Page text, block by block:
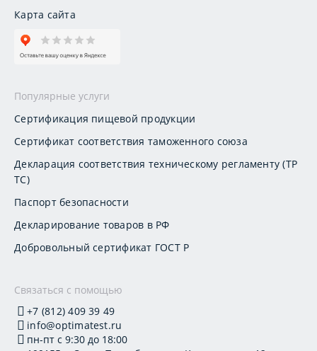
Карта сайта
Популярные услуги
Сертификация пищевой продукции
Сертификат соответствия таможенного союза
Декларация соответствия техническому регламенту (ТР
ТС)
Паспорт безопасности
Декларирование товаров в РФ
Добровольный сертификат ГОСТ Р
Связаться с помощью
+7 (812) 409 39 49
info@optimatest.ru
пн-пт с 9:30 до 18:00